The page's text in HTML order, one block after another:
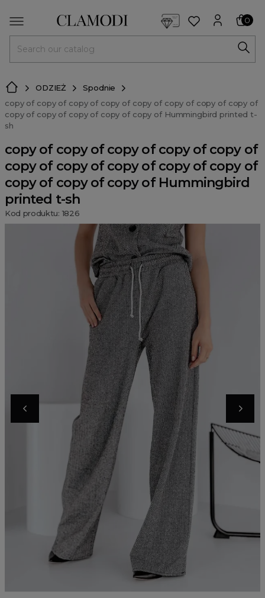
0
ODZIEŻ
Spodnie
copy of copy of copy of copy of copy of copy of copy of copy of
copy of copy of copy of copy of copy of Hummingbird printed t-
sh
copy of copy of copy of copy of copy of
copy of copy of copy of copy of copy of
copy of copy of copy of Hummingbird
printed t-sh
Kod produktu: 1826